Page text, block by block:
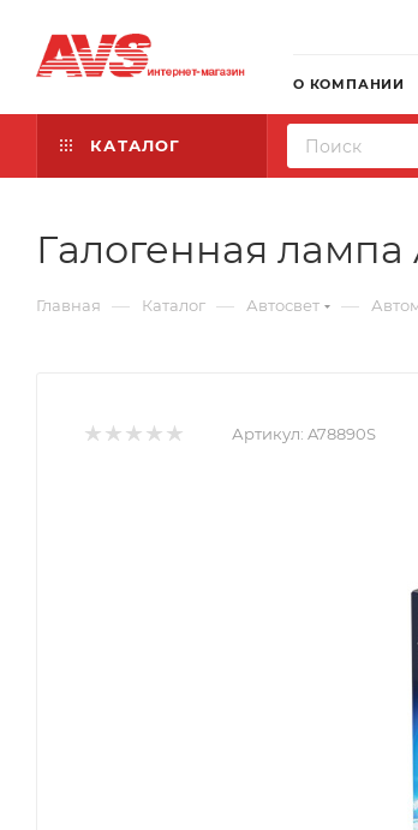
О КОМПАНИИ
КАТАЛОГ
Галогенная лампа
Главная — Каталог — Автосвет —
Артикул: A78890S